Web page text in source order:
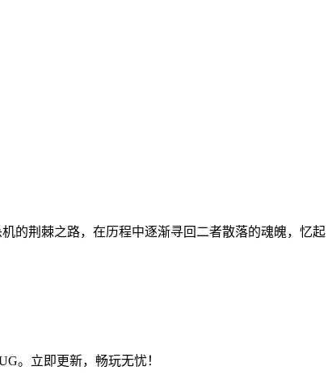
的荆棘之路，在历程中逐渐寻回二者散落的魂魄，忆起
。立即更新，畅玩无忧！